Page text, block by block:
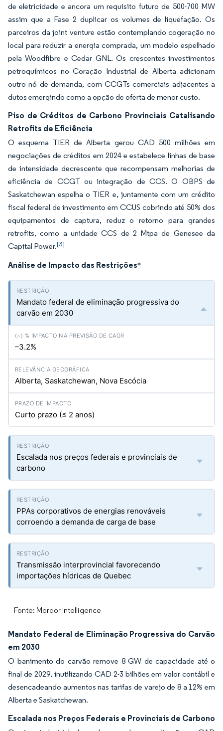
de eletricidade e ancora um requisito futuro de 500-700 MW
assim que a Fase 2 duplicar os volumes de liquefação. Os
parceiros da joint venture estão contemplando cogeração no
local para reduzir a energia comprada, um modelo espelhado
pela Woodfibre e Cedar GNL. Os crescentes investimentos
petroquímicos no Coração Industrial de Alberta adicionam
outro nó de demanda, com CCGTs comerciais adjacentes a
dutos emergindo como a opção de oferta de menor custo.
Piso de Créditos de Carbono Provinciais Catalisando
Retrofits de Eficiência
O esquema TIER de Alberta gerou CAD 500 milhões em
negociações de créditos em 2024 e estabelece linhas de base
de intensidade decrescente que recompensam melhorias de
eficiência de CCGT ou integração de CCS. O OBPS de
Saskatchewan espelha o TIER e, juntamente com um crédito
fiscal federal de investimento em CCUS cobrindo até 50% dos
equipamentos de captura, reduz o retorno para grandes
retrofits, como a unidade CCS de 2 Mtpa de Genesee da
Capital Power.[3]
Análise de Impacto das Restrições*
Mandato federal de eliminação progressiva do
carvão em 2030
–3.2%
Alberta, Saskatchewan, Nova Escócia
Curto prazo (≤ 2 anos)
Escalada nos preços federais e provinciais de
carbono
PPAs corporativos de energias renováveis
corroendo a demanda de carga de base
Transmissão interprovincial favorecendo
importações hídricas de Quebec
Fonte: Mordor Intelligence
Mandato Federal de Eliminação Progressiva do Carvão
em 2030
O banimento do carvão remove 8 GW de capacidade até o
final de 2029, inutilizando CAD 2-3 bilhões em valor contábil e
desencadeando aumentos nas tarifas de varejo de 8 a 12% em
Alberta e Saskatchewan.
Escalada nos Preços Federais e Provinciais de Carbono